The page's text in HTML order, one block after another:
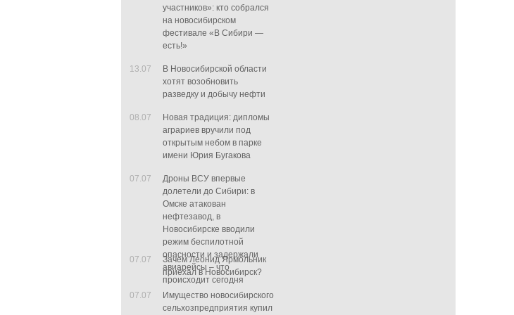
участников»: кто собрался
на новосибирском
фестивале «В Сибири —
есть!»
13.07
В Новосибирской области
хотят возобновить
разведку и добычу нефти
08.07
Новая традиция: дипломы
аграриев вручили под
открытым небом в парке
имени Юрия Бугакова
07.07
Дроны ВСУ впервые
долетели до Сибири: в
Омске атакован
нефтезавод, в
Новосибирске вводили
режим беспилотной
опасности и задержали
авиарейсы – что
происходит сегодня
07.07
Зачем Леонид Ярмольник
приехал в Новосибирск?
07.07
Имущество новосибирского
сельхозпредприятия купил